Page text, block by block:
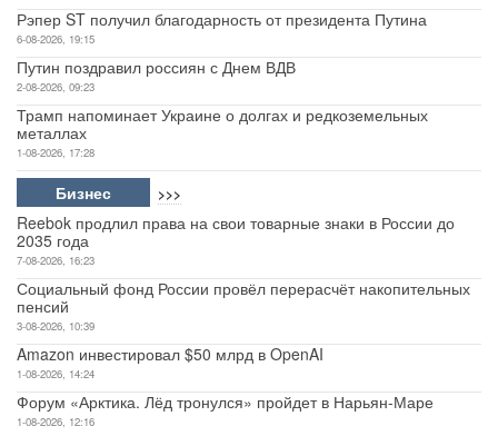
Рэпер ST получил благодарность от президента Путина
6-08-2026, 19:15
Путин поздравил россиян с Днем ВДВ
2-08-2026, 09:23
Трамп напоминает Украине о долгах и редкоземельных
металлах
1-08-2026, 17:28
Бизнес >>>
Reebok продлил права на свои товарные знаки в России до
2035 года
7-08-2026, 16:23
Социальный фонд России провёл перерасчёт накопительных
пенсий
3-08-2026, 10:39
Amazon инвестировал $50 млрд в OpenAI
1-08-2026, 14:24
Форум «Арктика. Лёд тронулся» пройдет в Нарьян-Маре
1-08-2026, 12:16